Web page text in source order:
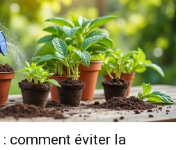
: comment éviter la